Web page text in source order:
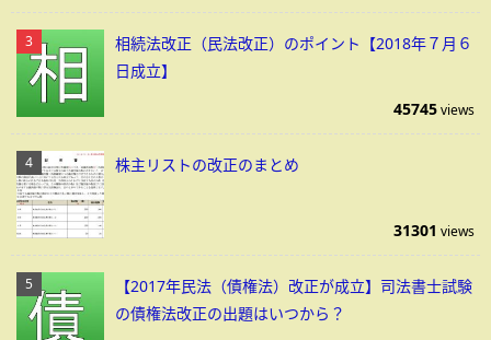
相続法改正（民法改正）のポイント【2018年７月６
日成立】
45745views
株主リストの改正のまとめ
31301 views
【2017年民法（債権法）改正が成立】司法書士試験
の債権法改正の出題はいつから？